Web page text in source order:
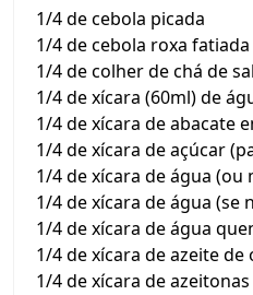
1/4 de cebola picada
1/4 de cebola roxa
1/4 de colher de chá de sal
1/4 de xícara (60ml) de
1/4 de xícara de abacate
1/4 de xícara de açúcar
1/4 de xícara de água (ou
1/4 de xícara de água (se
1/4 de xícara de água
1/4 de xícara de azeite de
1/4 de xícara de